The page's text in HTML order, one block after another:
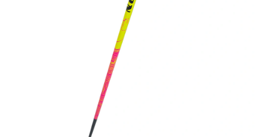
Podmínky ochrany osobních údajů
Reklamace nebo vrácení